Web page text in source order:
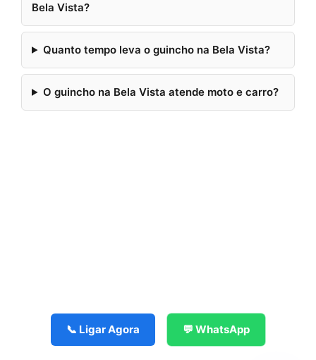
Bela Vista?
Quanto tempo leva o guincho na Bela Vista?
O guincho na Bela Vista atende moto e carro?
📞 Ligar Agora 💬 WhatsApp